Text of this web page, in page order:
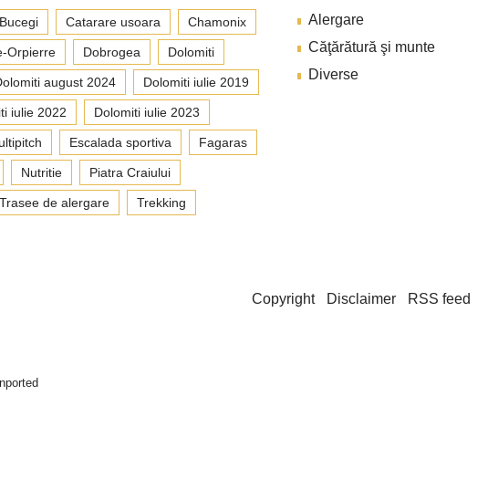
Bucegi Catarare usoara Chamonix
Orpierre Dobrogea Dolomiti
august 2024 Dolomiti iulie 2019
iulie 2022 Dolomiti iulie 2023
Escalada sportiva Fagaras
Nutritie Piatra Craiului
Trasee de alergare Trekking
Alergare
Căţărătură şi munte
Diverse
Copyright Disclaimer RSS feed